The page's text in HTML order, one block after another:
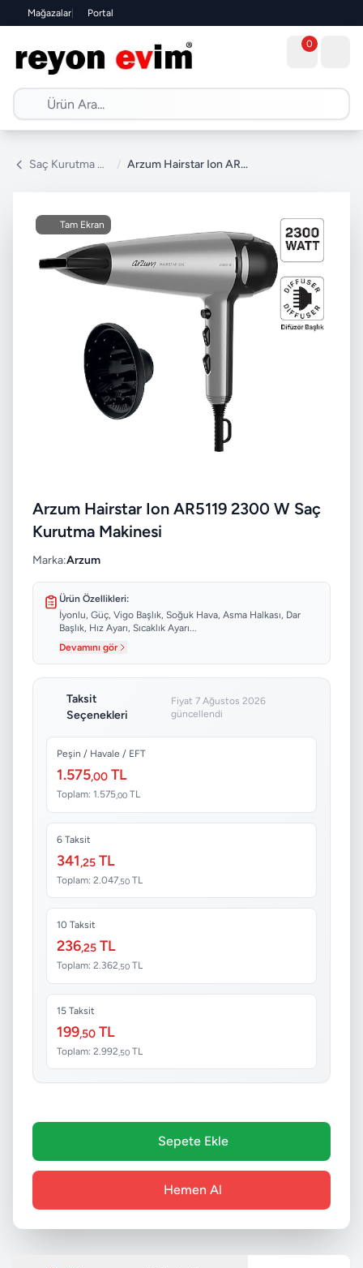
Mağazalar| Portal
0
Saç Kurutma Makinesi / Arzum Hairstar Ion AR5119 2300 W Saç Kurutma Makinesi
Tam Ekran
Arzum Hairstar Ion AR5119 2300 W Saç
Kurutma Makinesi
Marka:Arzum
Ürün Özellikleri:
İyonlu, Güç, Vigo Başlık, Soğuk Hava, Asma Halkası, Dar
Başlık, Hız Ayarı, Sıcaklık Ayarı...
Devamını gör
Taksit
Seçenekleri
Fiyat 7 Ağustos 2026
güncellendi
Peşin / Havale / EFT
1.575,00 TL
Toplam: 1.575,00 TL
6 Taksit
341,25 TL
Toplam: 2.047 ,50 TL
10 Taksit
236,25 TL
Toplam: 2.362 ,50 TL
15 Taksit
199,50 TL
Toplam: 2.992 ,50 TL
Sepete Ekle
Hemen Al